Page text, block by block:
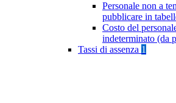
Personale non a
pubblicare in
Costo del
indeterminato (da
Tassi di assenza 1